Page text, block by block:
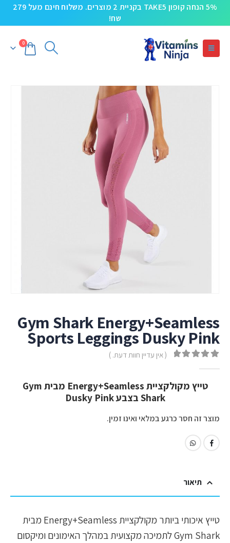
5% הנחה קופון TAKE5 בקניית 2 מוצרים. משלוח חינם מעל 279
שח!
0
Gym Shark Energy+Seamless
Sports Leggings Dusky Pink
( אין עדיין חוות דעת. )
טייץ מקולקציית Energy+Seamless מבית Gym
Shark בצבע Dusky Pink
מוצר זה חסר כרגע במלאי ואינו זמין.
תיאור
טייץ איכותי ביותר מקולקציית Energy+Seamless מבית
Gym Shark לתמיכה מקצועית במהלך האימונים ומיקסום